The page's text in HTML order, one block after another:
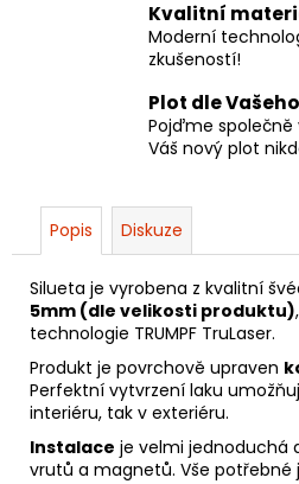
Kvalitní
Moderní
zkušeností!
Plot dle
Pojďme společně
Váš nový plot
Popis Diskuze
Silueta je vyrobena z kvalitní
5mm (dle velikosti produktu)
technologie TRUMPF TruLaser.
Produkt je povrchově upraven
Perfektní vytvrzení laku
interiéru, tak v exteriéru.
Instalace je velmi
vrutů a magnetů. Vše potřebné